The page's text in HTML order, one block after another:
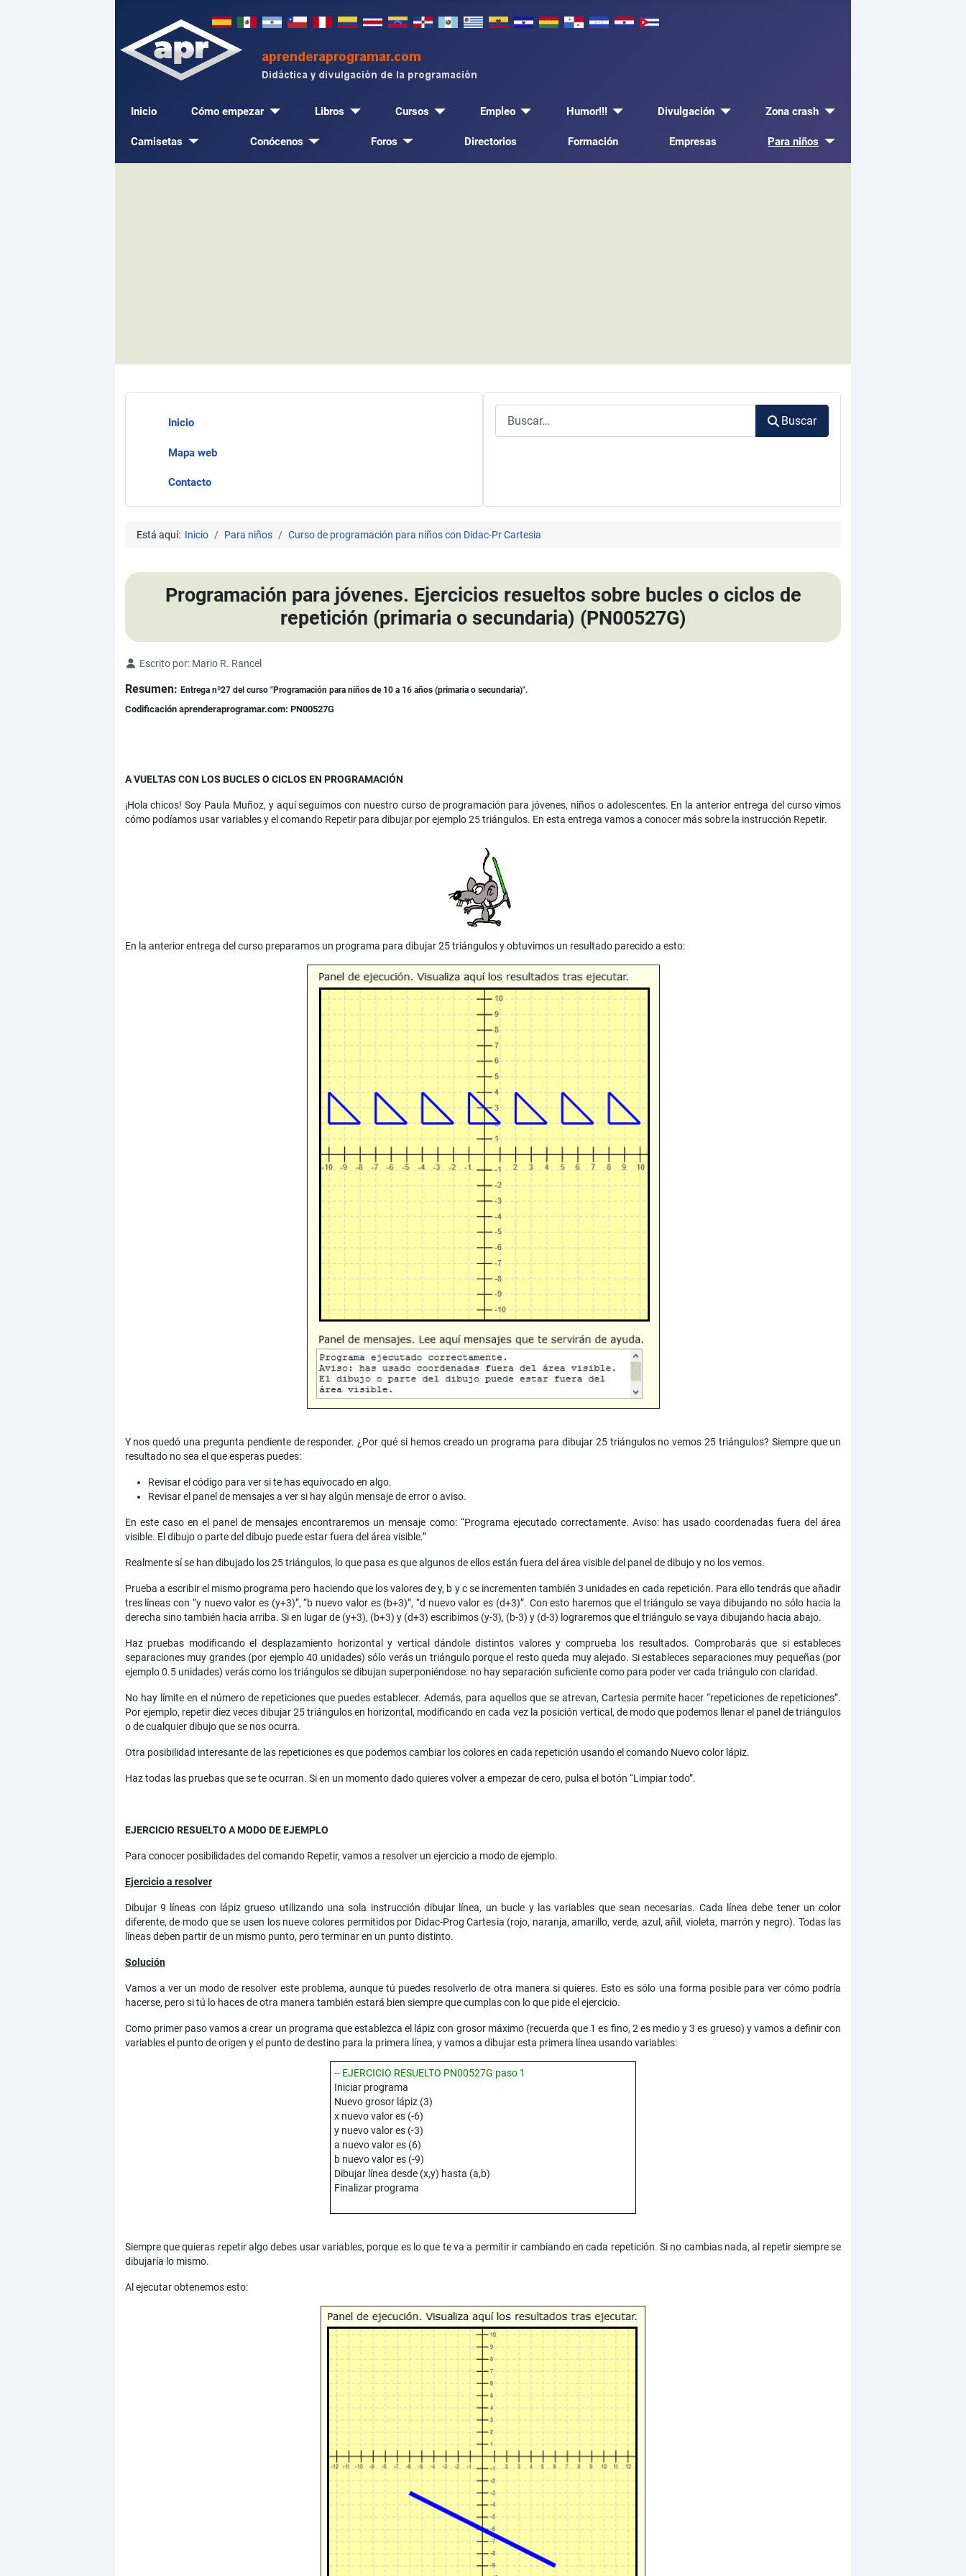
Inicio Cómo empezar Libros Cursos Empleo Humor!!! Divulgación Zona crash
Camisetas Conócenos Foros Directorios Formación Empresas Para niños
Inicio
Mapa web
Contacto
Buscar
Está aquí: Inicio Para niños Curso de programación para niños con Didac-Pr Cartesia
Programación para jóvenes. Ejercicios resueltos sobre bucles o ciclos de
repetición (primaria o secundaria) (PN00527G)
Detalles
Escrito por: Mario R. Rancel
Resumen: Entrega nº27 del curso "Programación para niños de 10 a 16 años (primaria o secundaria)".
Codificación aprenderaprogramar.com: PN00527G
A VUELTAS CON LOS BUCLES O CICLOS EN PROGRAMACIÓN
¡Hola chicos! Soy Paula Muñoz, y aquí seguimos con nuestro curso de programación para jóvenes, niños o adolescentes. En la anterior entrega del curso vimos
cómo podíamos usar variables y el comando Repetir para dibujar por ejemplo 25 triángulos. En esta entrega vamos a conocer más sobre la instrucción Repetir.
En la anterior entrega del curso preparamos un programa para dibujar 25 triángulos y obtuvimos un resultado parecido a esto:
Y nos quedó una pregunta pendiente de responder. ¿Por qué si hemos creado un programa para dibujar 25 triángulos no vemos 25 triángulos? Siempre que un
resultado no sea el que esperas puedes:
Revisar el código para ver si te has equivocado en algo.
Revisar el panel de mensajes a ver si hay algún mensaje de error o aviso.
En este caso en el panel de mensajes encontraremos un mensaje como: “Programa ejecutado correctamente. Aviso: has usado coordenadas fuera del área
visible. El dibujo o parte del dibujo puede estar fuera del área visible.”
Realmente sí se han dibujado los 25 triángulos, lo que pasa es que algunos de ellos están fuera del área visible del panel de dibujo y no los vemos.
Prueba a escribir el mismo programa pero haciendo que los valores de y, b y c se incrementen también 3 unidades en cada repetición. Para ello tendrás que añadir
tres líneas con “y nuevo valor es (y+3)”, “b nuevo valor es (b+3)”, “d nuevo valor es (d+3)”. Con esto haremos que el triángulo se vaya dibujando no sólo hacia la
derecha sino también hacia arriba. Si en lugar de (y+3), (b+3) y (d+3) escribimos (y-3), (b-3) y (d-3) lograremos que el triángulo se vaya dibujando hacia abajo.
Haz pruebas modificando el desplazamiento horizontal y vertical dándole distintos valores y comprueba los resultados. Comprobarás que si estableces
separaciones muy grandes (por ejemplo 40 unidades) sólo verás un triángulo porque el resto queda muy alejado. Si estableces separaciones muy pequeñas (por
ejemplo 0.5 unidades) verás como los triángulos se dibujan superponiéndose: no hay separación suficiente como para poder ver cada triángulo con claridad.
No hay límite en el número de repeticiones que puedes establecer. Además, para aquellos que se atrevan, Cartesia permite hacer “repeticiones de repeticiones”.
Por ejemplo, repetir diez veces dibujar 25 triángulos en horizontal, modificando en cada vez la posición vertical, de modo que podemos llenar el panel de triángulos
o de cualquier dibujo que se nos ocurra.
Otra posibilidad interesante de las repeticiones es que podemos cambiar los colores en cada repetición usando el comando Nuevo color lápiz.
Haz todas las pruebas que se te ocurran. Si en un momento dado quieres volver a empezar de cero, pulsa el botón “Limpiar todo”.
EJERCICIO RESUELTO A MODO DE EJEMPLO
Para conocer posibilidades del comando Repetir, vamos a resolver un ejercicio a modo de ejemplo.
Ejercicio a resolver
Dibujar 9 líneas con lápiz grueso utilizando una sola instrucción dibujar línea, un bucle y las variables que sean necesarias. Cada línea debe tener un color
diferente, de modo que se usen los nueve colores permitidos por Didac-Prog Cartesia (rojo, naranja, amarillo, verde, azul, añil, violeta, marrón y negro). Todas las
líneas deben partir de un mismo punto, pero terminar en un punto distinto.
Solución
Vamos a ver un modo de resolver este problema, aunque tú puedes resolverlo de otra manera si quieres. Esto es sólo una forma posible para ver cómo podría
hacerse, pero si tú lo haces de otra manera también estará bien siempre que cumplas con lo que pide el ejercicio.
Como primer paso vamos a crear un programa que establezca el lápiz con grosor máximo (recuerda que 1 es fino, 2 es medio y 3 es grueso) y vamos a definir con
variables el punto de origen y el punto de destino para la primera línea, y vamos a dibujar esta primera línea usando variables:
-- EJERCICIO RESUELTO PN00527G paso 1
Iniciar programa
Nuevo grosor lápiz (3)
x nuevo valor es (-6)
y nuevo valor es (-3)
a nuevo valor es (6)
b nuevo valor es (-9)
Dibujar línea desde (x,y) hasta (a,b)
Finalizar programa
Siempre que quieras repetir algo debes usar variables, porque es lo que te va a permitir ir cambiando en cada repetición. Si no cambias nada, al repetir siempre se
dibujaría lo mismo.
Al ejecutar obtenemos esto: